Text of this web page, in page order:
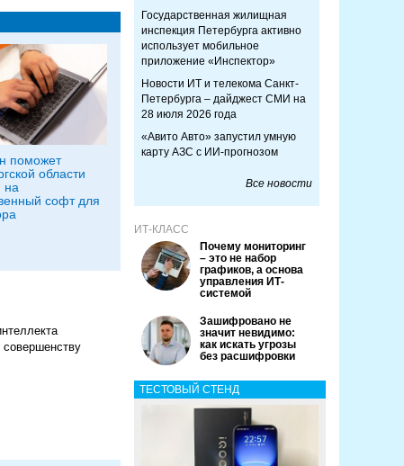
поможет
области
на
софт для
Государственная жилищная
инспекция Петербурга активно
использует мобильное
приложение «Инспектор»
Новости ИТ и телекома Санкт-
Петербурга – дайджест СМИ на
28 июля 2026 года
«Авито Авто» запустил умную
карту АЗС с ИИ-прогнозом
Все новости
ИТ-КЛАСС
Почему мониторинг
– это не набор
графиков, а основа
управления ИТ-
системой
Зашифровано не
значит невидимо:
как искать угрозы
без расшифровки
ТЕСТОВЫЙ СТЕНД